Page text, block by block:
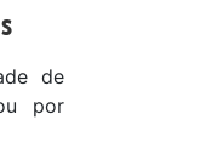
de
por